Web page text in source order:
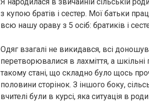
з купою братів і сестер. Мої батьки
всю нашу ораву з 5 осіб: братиків і
Одяг взагалі не викидався, всі
перетворювалися в лахміття, а
такому стані, що складно було щось
половини сторінок. З іншого боку,
вчителі були в курсі, яка ситуація в